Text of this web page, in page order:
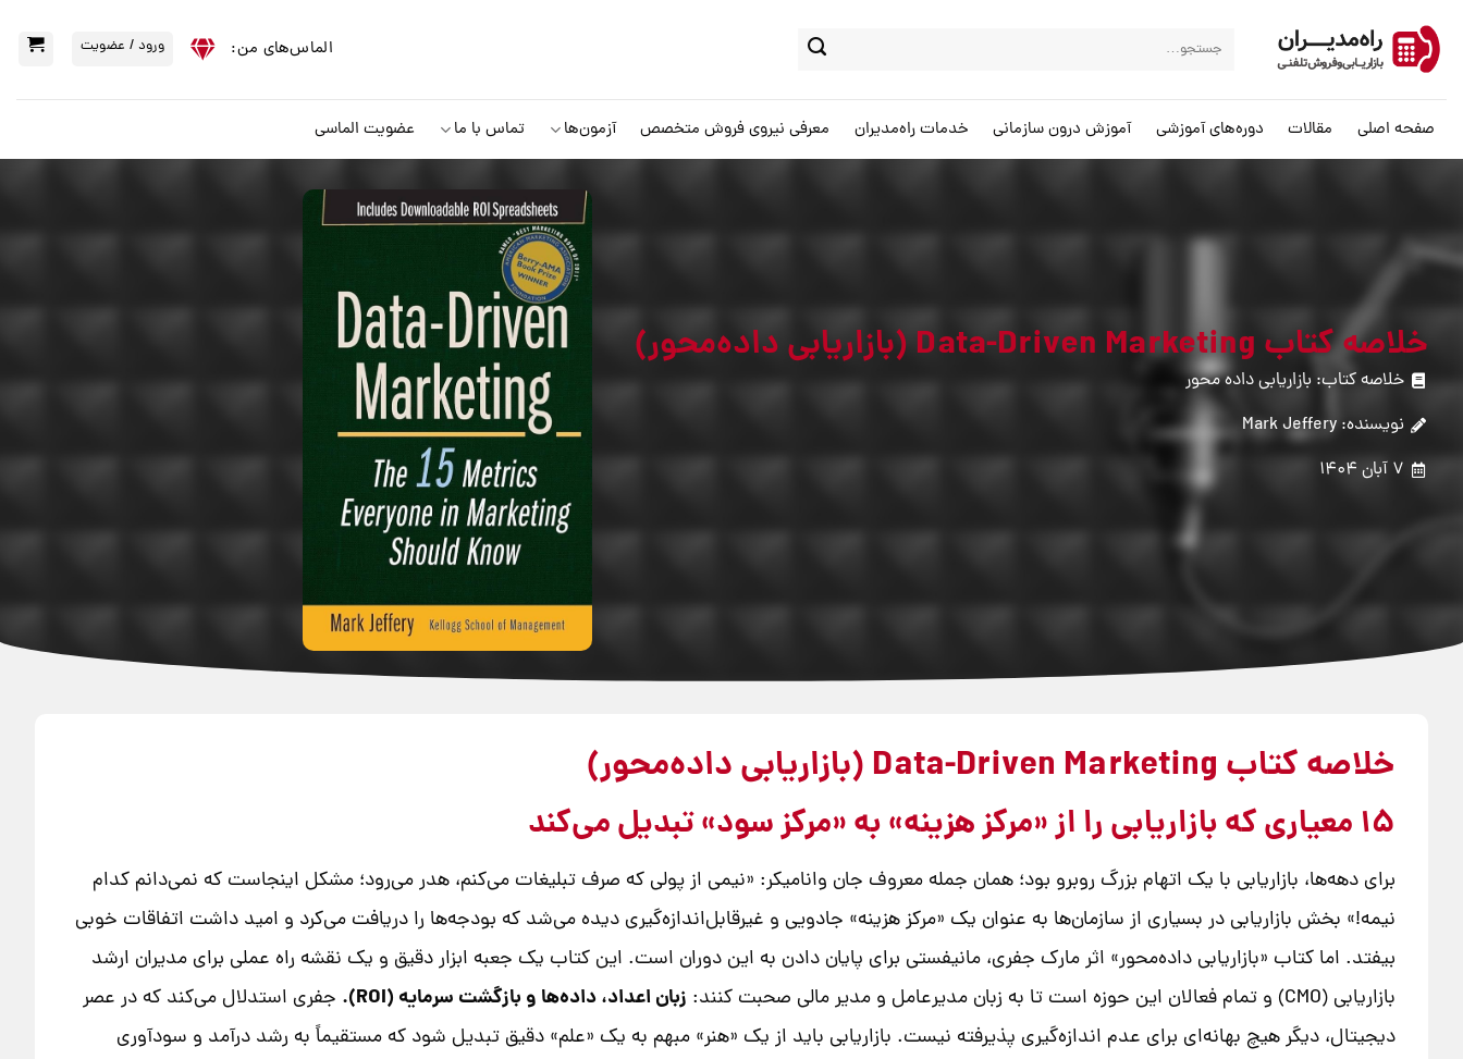
الماس‌‌های من: ورود / عضویت
صفحه اصلی مقالات دوره‌های آموزشی آموزش درون سازمانی خدمات راه‌مدیران معرفی نیروی فروش متخصص آزمون‌ها تماس با ما عضویت الماسی
خلاصه کتاب Data-Driven Marketing (بازاریابی داده‌محور)
خلاصه کتاب: بازاریابی داده محور
نویسنده: Mark Jeffery
7 آبان 1404
خلاصه کتاب Data-Driven Marketing (بازاریابی داده‌محور)
۱۵ معیاری که بازاریابی را از «مرکز هزینه» به «مرکز سود» تبدیل می‌کند
برای دهه‌ها، بازاریابی با یک اتهام بزرگ روبرو بود؛ همان جمله معروف جان وانامیکر: «نیمی از پولی که صرف تبلیغات می‌کنم، هدر می‌رود؛ مشکل اینجاست که نمی‌دانم کدام
نیمه!» بخش بازاریابی در بسیاری از سازمان‌ها به عنوان یک «مرکز هزینه» جادویی و غیرقابل‌اندازه‌گیری دیده می‌شد که بودجه‌ها را دریافت می‌کرد و امید داشت اتفاقات خوبی
بیفتد. اما کتاب «بازاریابی داده‌محور» اثر مارک جفری، مانیفستی برای پایان دادن به این دوران است. این کتاب یک جعبه ابزار دقیق و یک نقشه راه عملی برای مدیران ارشد
بازاریابی (CMO) و تمام فعالان این حوزه است تا به زبان مدیرعامل و مدیر مالی صحبت کنند:
زبان اعداد، داده‌ها و بازگشت سرمایه (ROI).
جفری استدلال می‌کند که در عصر
دیجیتال، دیگر هیچ بهانه‌ای برای عدم اندازه‌گیری پذیرفته نیست. بازاریابی باید از یک «هنر» مبهم به یک «علم» دقیق تبدیل شود که مستقیماً به رشد درآمد و سودآوری